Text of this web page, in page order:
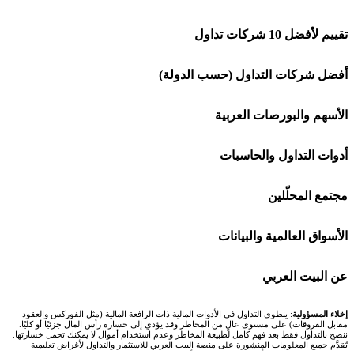
تقييم لأفضل 10 شركات تداول
شركة Capital.com
افاتريد AvaTrade
اكسنس Exness
منصة بينانس
اكس تي بي XTB
أفضل شركات التداول (حسب الدولة)
شركات تداول في السعودية
شركات تداول في الإمارات
شركات تداول في الكويت
شركات تداول في قطر
شركات تداول في الأردن
الأسهم والبورصات العربية
🌍 كل البورصات العربية
🇸🇦 السوق السعودية
🇦🇪 أسواق الإمارات
🇪🇬 البورصة المصرية
🇶🇦 بورصة قطر
أدوات التداول والحاسبات
🕌 حاسبة الزكاة
💱 محول العملات
🧮 حاسبة حجم اللوت
📊 حاسبة قيمة النقطة
💰 حاسبة ربح الفوركس
مجتمع المحلّلين
🧱 حائط المجتمع
🏆 لوحة المحلّلين
✍️ اكتب تحليلك
الأسواق العالمية والبيانات
🌐 المؤشرات العالمية
🥇 سعر الذهب اليوم
عن البيت العربي
من نحن
إخلاء المسؤولية: ينطوي التداول في الأدوات المالية ذات الرافعة المالية (مثل الفوركس والعقود
مقابل الفروقات) على مستوى عالٍ من المخاطر وقد يؤدي إلى خسارة رأس المال جزئيًا أو كليًا.
ننصح بالتداول فقط بعد فهم كامل لطبيعة المخاطر وعدم استخدام أموال لا يمكنك تحمل خسارتها.
تُقدَّم جميع المعلومات المنشورة على منصة البيت العربي للاستثمار والتداول لأغراض تعليمية